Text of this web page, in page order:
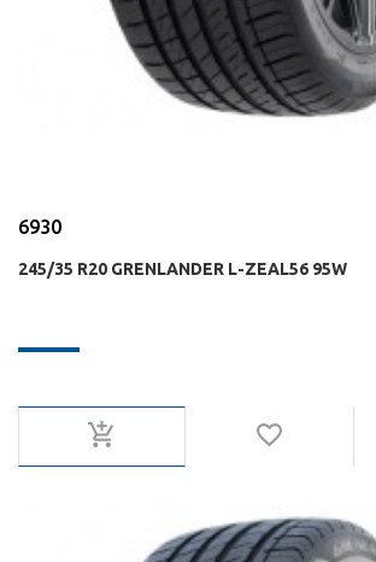
6930
245/35 R20 GRENLANDER L-ZEAL56 95W